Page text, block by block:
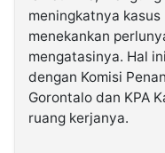
Kabarbaru.co
2026
Kabarbaru
meningkatnya
menekankan
mengatasinya. Hal
dengan Komisi
Gorontalo dan KPA
ruang kerjanya.